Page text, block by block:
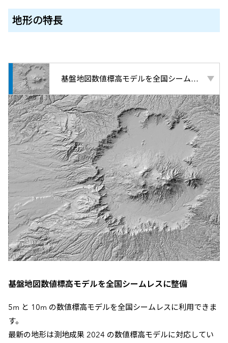
地形の特長
基盤地図数値標高モデルを全国シームレスに整備
5m と 10m の数値標高モデルを全国シームレスに利用できま
す。
最新の地形は測地成果 2024 の数値標高モデルに対応してい
基盤地図数値標高モデルを全国シームレスに整備